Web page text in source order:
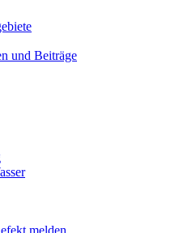
und Beiträge
melden